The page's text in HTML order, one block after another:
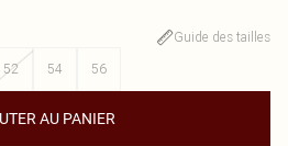
Guide des tailles
52 54 56
AU PANIER